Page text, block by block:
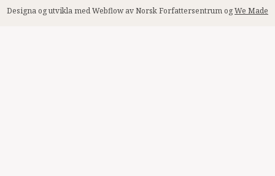
Designa og utvikla med Webflow av Norsk Forfattersentrum ogWe Made